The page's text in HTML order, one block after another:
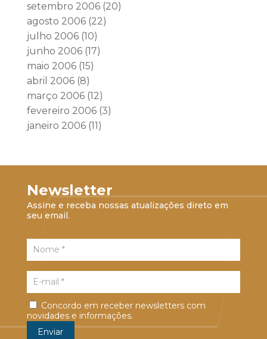
setembro 2006(20)
agosto 2006(22)
julho 2006(10)
junho 2006(17)
maio 2006(15)
abril 2006(8)
março 2006(12)
fevereiro 2006(3)
janeiro 2006(11)
Newsletter
Assine e receba nossas atualizações direto em
seu email.
Concordo em receber newsletters com
novidades e informações.